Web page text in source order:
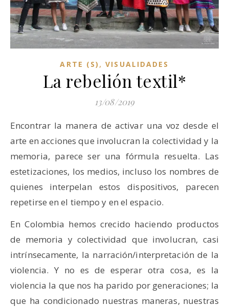
ARTE (S) ,VISUALIDADES
La rebelión textil*
13/08/2019
Encontrar la manera de activar una voz desde el
arte en acciones que involucran la colectividad y la
memoria, parece ser una fórmula resuelta. Las
estetizaciones, los medios, incluso los nombres de
quienes interpelan estos dispositivos, parecen
repetirse en el tiempo y en el espacio.
En Colombia hemos crecido haciendo productos
de memoria y colectividad que involucran, casi
intrínsecamente, la narración/interpretación de la
violencia. Y no es de esperar otra cosa, es la
violencia la que nos ha parido por generaciones; la
que ha condicionado nuestras maneras, nuestras